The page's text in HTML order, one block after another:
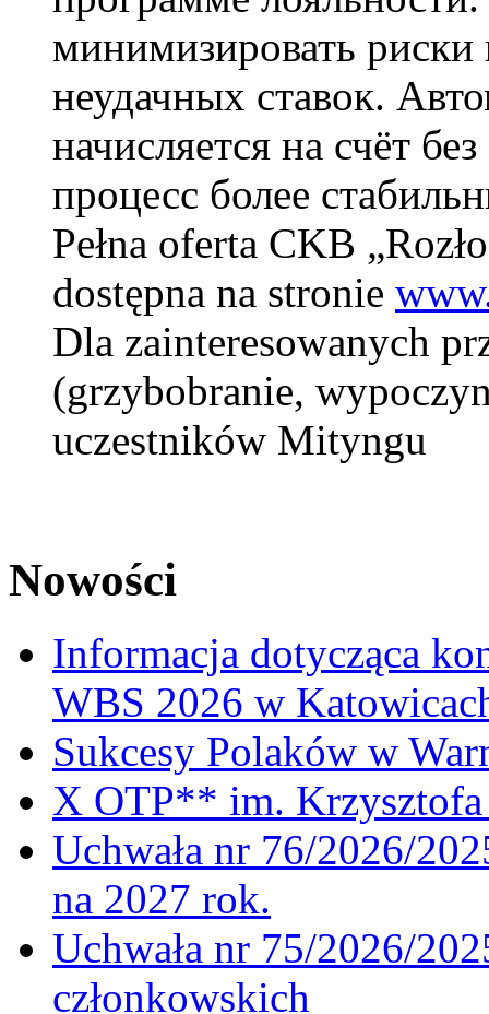
минимизировать риски
неудачных ставок.
начисляется на счёт
процесс более
Pełna oferta CKB
dostępna na stronie
Dla zainteresowanych
(grzybobranie,
uczestników Mityngu
Nowości
Informacja dotycząca
WBS 2026 w
Sukcesy Polaków w
X OTP** im. Krzysztofa
Uchwała nr 76/2026/
na 2027 rok.
Uchwała nr 75/2026/
członkowskich